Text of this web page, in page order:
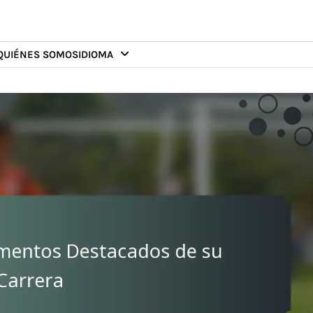
SOMOSIDIOMA